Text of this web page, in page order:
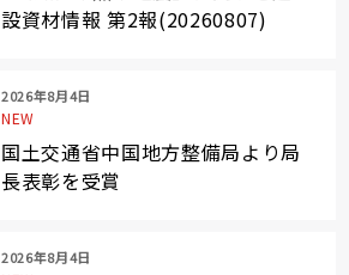
設資材情報 第2報(20260807)
2026年8月4日
NEW
国土交通省中国地方整備局より局
長表彰を受賞
2026年8月4日